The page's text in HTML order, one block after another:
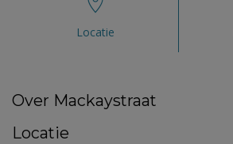
Locatie
Over Mackaystraat
Locatie